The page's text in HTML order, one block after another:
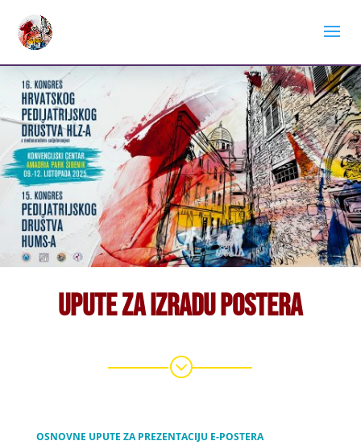
Upute za izradu postera
;
OSNOVNE UPUTE ZA PREZENTACIJU E-POSTERA